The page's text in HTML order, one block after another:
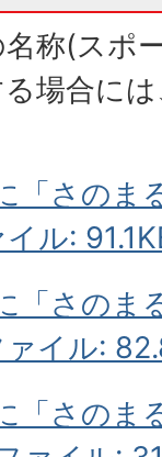
称(スポ
場合に
「さのま
ル:
「さのま
イル:
「さのま